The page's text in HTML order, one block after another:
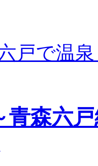
戸で温
青森六